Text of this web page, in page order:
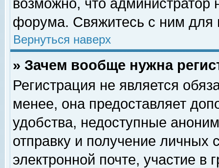
возможно, что
форума. Свяжитесь с ним для
Вернуться наверх
» Зачем вообще нужна
Регистрация не является
менее, она предоставляет
удобства, недоступные
отправку и получение личных
электронной почте, участие в